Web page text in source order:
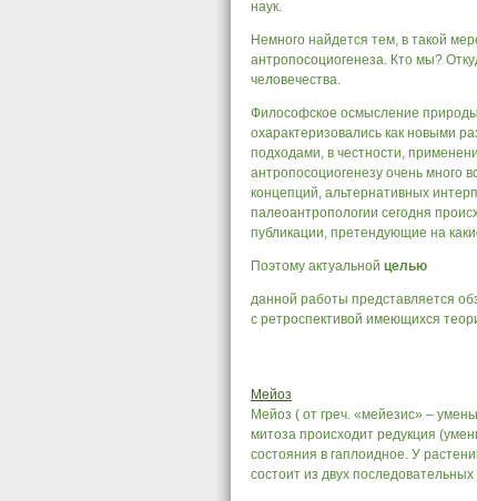
наук.
Немного найдется тем, в такой
антропосоциогенеза. Кто мы?
человечества.
Философское осмысление природы
охарактеризовались как новыми
подходами, в честности,
антропосоциогенезу очень много
концепций, альтернативных
палеоантропологии сегодня
публикации, претендующие на
Поэтому актуальной целью
данной работы представляется
с ретроспективой имеющихся
Мейоз
Мейоз ( от греч. «мейезис» –
митоза происходит редукция
состояния в гаплоидное. У
состоит из двух